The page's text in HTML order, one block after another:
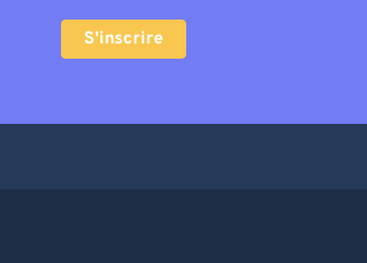
S'inscrire